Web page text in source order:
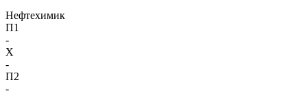
Нефтехимик
П1
-
X
-
П2
-